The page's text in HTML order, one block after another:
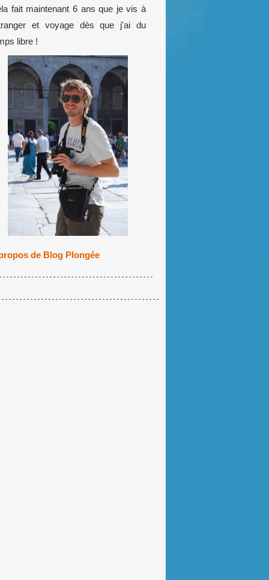
fait maintenant 6 ans que je vis à
et voyage dès que j'ai du
libre !
de Blog Plongée